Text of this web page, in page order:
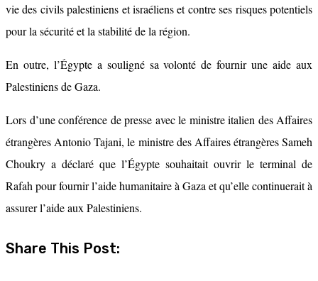
vie des civils palestiniens et israéliens et contre ses risques potentiels
pour la sécurité et la stabilité de la région.
En outre, l’Égypte a souligné sa volonté de fournir une aide aux
Palestiniens de Gaza.
Lors d’une conférence de presse avec le ministre italien des Affaires
étrangères Antonio Tajani, le ministre des Affaires étrangères Sameh
Choukry a déclaré que l’Égypte souhaitait ouvrir le terminal de
Rafah pour fournir l’aide humanitaire à Gaza et qu’elle continuerait à
assurer l’aide aux Palestiniens.
Share This Post: